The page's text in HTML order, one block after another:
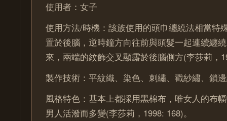
使用者：女子
使用方法/時機：該族使用的頭巾纏繞法相當特
置於後腦，逆時鐘方向往前與頭髮一起連續纏
來，兩端的紋飾交叉顯露於後腦側方(李莎莉，
製作技術：平紋織、染色、刺繡、戳紗繡、鎖
風格特色：基本上都採用黑棉布，唯女人的布
男人活潑而多變(李莎莉，1998: 168)。